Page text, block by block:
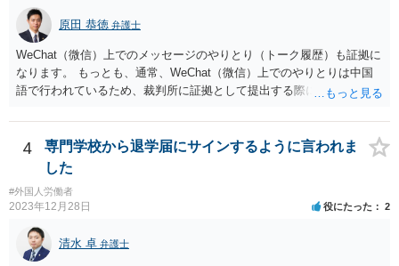
原田 恭徳 弁護士
WeChat（微信）上でのメッセージのやりとり（トーク履歴）も証拠に
なります。 もっとも、通常、WeChat（微信）上でのやりとりは中国
語で行われているため、裁判所に証拠として提出する際には日本語の
4
専門学校から退学届にサインするように言われま
した
#外国人労働者
2023年12月28日 役にたった 2
清水 卓 弁護士